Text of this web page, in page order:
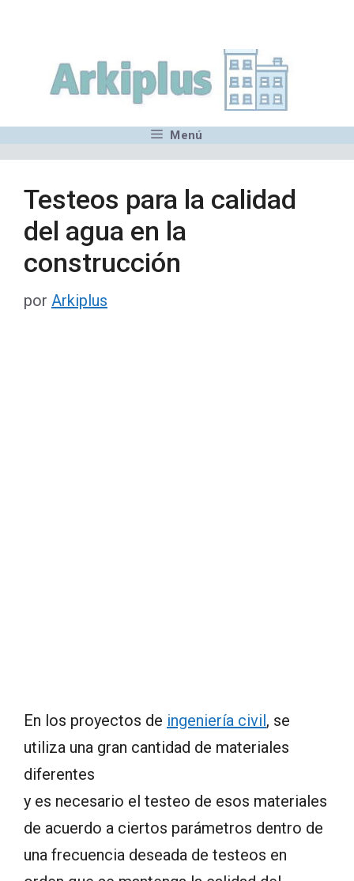
contenido
Menú
Testeos para la calidad
del agua en la
construcción
por Arkiplus
En los proyectos de ingeniería civil, se
utiliza una gran cantidad de materiales
diferentes
y es necesario el testeo de esos materiales
de acuerdo a ciertos parámetros dentro de
una frecuencia deseada de testeos en